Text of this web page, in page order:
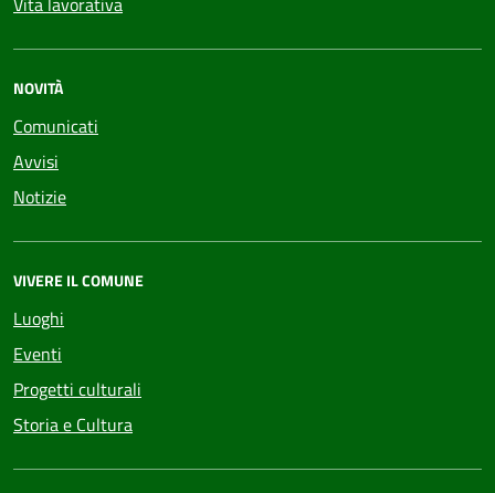
NOVITÀ
Comunicati
Avvisi
Notizie
VIVERE IL COMUNE
Luoghi
Eventi
Progetti culturali
Storia e Cultura